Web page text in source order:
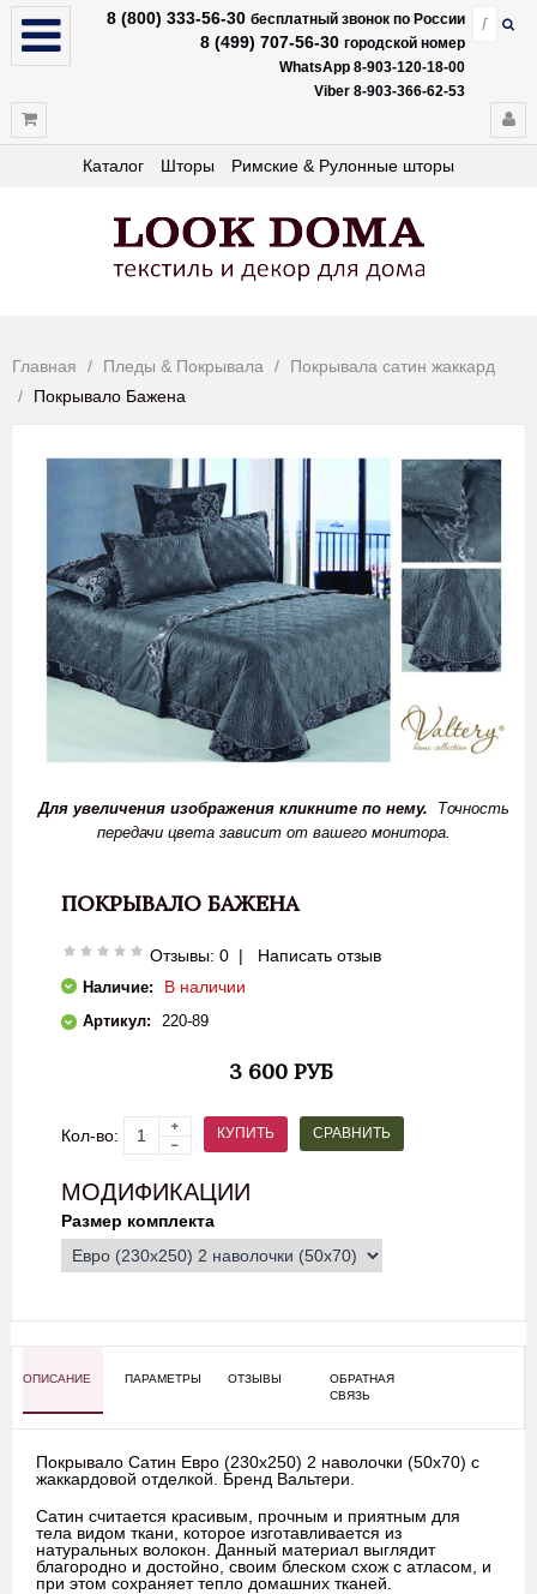
8 (800) 333-56-30 бесплатный звонок по России
8 (499) 707-56-30 городской номер
WhatsApp 8-903-120-18-00
Viber 8-903-366-62-53
Каталог Шторы Римские & Рулонные шторы
Главная Пледы & Покрывала
Покрывала сатин жаккард
Покрывало Бажена
Для увеличения изображения кликните по нему. Точность
передачи цвета зависит от вашего монитора.
ПОКРЫВАЛО БАЖЕНА
Отзывы: 0 | Написать отзыв
Наличие: В наличии
Артикул: 220-89
3 600 РУБ
Кол-во: КУПИТЬ СРАВНИТЬ
МОДИФИКАЦИИ
Размер комплекта
ОПИСАНИЕ ПАРАМЕТРЫ ОТЗЫВЫ
ОБРАТНАЯ
СВЯЗЬ
Покрывало Сатин Евро (230х250) 2 наволочки (50х70) с
жаккардовой отделкой. Бренд Вальтери.
Сатин считается красивым, прочным и приятным для
тела видом ткани, которое изготавливается из
натуральных волокон. Данный материал выглядит
благородно и достойно, своим блеском схож с атласом, и
при этом сохраняет тепло домашних тканей.